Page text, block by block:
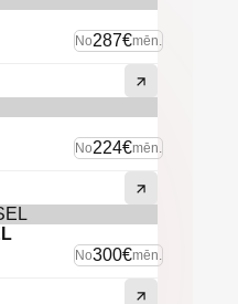
No287€mēn.
No224€mēn.
No300€mēn.